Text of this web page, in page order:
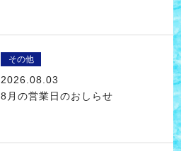
その他
2026.08.03
8月の営業日のおしらせ